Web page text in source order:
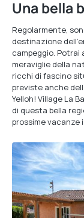
Una bella
Regolarmente,
destinazione
campeggio. Potrai
meraviglie della
ricchi di fascino
previste anche
Yelloh! Village La
di questa bella
prossime vacanze